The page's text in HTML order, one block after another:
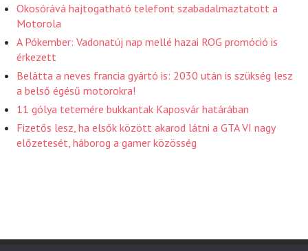
Okosórává hajtogatható telefont szabadalmaztatott a
Motorola
A Pókember: Vadonatúj nap mellé hazai ROG promóció is
érkezett
Belátta a neves francia gyártó is: 2030 után is szükség lesz
a belső égésű motorokra!
11 gólya tetemére bukkantak Kaposvár határában
Fizetős lesz, ha elsők között akarod látni a GTA VI nagy
előzetesét, háborog a gamer közösség